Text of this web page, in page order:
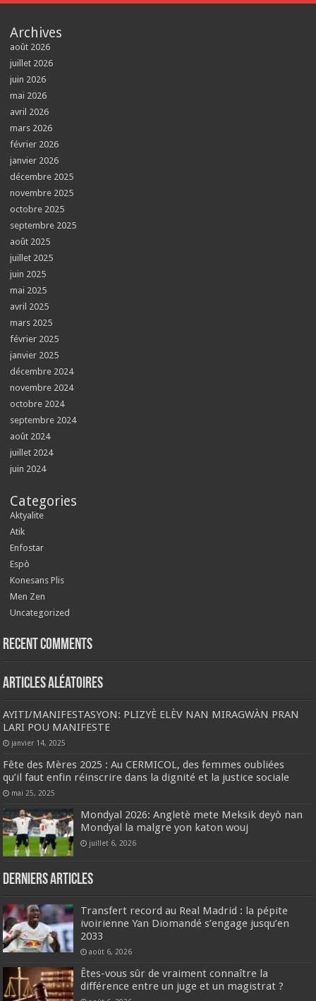
Archives
août 2026
juillet 2026
juin 2026
mai 2026
avril 2026
mars 2026
février 2026
janvier 2026
décembre 2025
novembre 2025
octobre 2025
septembre 2025
août 2025
juillet 2025
juin 2025
mai 2025
avril 2025
mars 2025
février 2025
janvier 2025
décembre 2024
novembre 2024
octobre 2024
septembre 2024
août 2024
juillet 2024
juin 2024
Categories
Aktyalite
Atik
Enfostar
Espò
Konesans Plis
Men Zen
Uncategorized
Recent Comments
Articles aléatoires
AYITI/MANIFESTASYON: PLIZYÈ ELÈV NAN MIRAGWÀN PRAN
LARI POU MANIFESTE
janvier 14, 2025
Fête des Mères 2025 : Au CERMICOL, des femmes oubliées
qu’il faut enfin réinscrire dans la dignité et la justice sociale
mai 25, 2025
Mondyal 2026: Angletè mete Meksik deyò nan
Mondyal la malgre yon katon wouj
juillet 6, 2026
Derniers articles
Transfert record au Real Madrid : la pépite
ivoirienne Yan Diomandé s’engage jusqu’en
2033
août 6, 2026
Êtes-vous sûr de vraiment connaître la
différence entre un juge et un magistrat ?